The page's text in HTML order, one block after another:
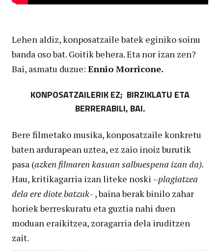
Lehen aldiz, konposatzaile batek eginiko soinu
banda oso bat. Goitik behera. Eta nor izan zen?
Bai, asmatu duzue: Ennio Morricone.
KONPOSATZAILERIK EZ; BIRZIKLATU ETA
BERRERABILI, BAI.
Bere filmetako musika, konposatzaile konkretu
baten ardurapean uztea, ez zaio inoiz burutik
pasa (azken filmaren kasuan salbuespena izan da).
Hau, kritikagarria izan liteke noski –plagiatzea
dela ere diote batzuk- , baina berak binilo zahar
horiek berreskuratu eta guztia nahi duen
moduan eraikitzea, zoragarria dela iruditzen
zait.